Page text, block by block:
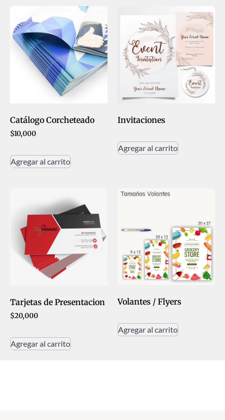
Catálogo Corcheteado
$10,000
Agregar al carrito
Invitaciones
Agregar al carrito
Tarjetas de Presentacion
$20,000
Agregar al carrito
Volantes / Flyers
Agregar al carrito